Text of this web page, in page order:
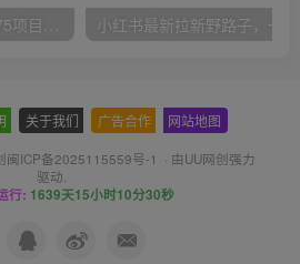
无限接码撸红包单号0.75项目无偿分享给你【揭秘】
关于我们 广告合作 网站地图
闽ICP备2025115559号-1 · 由UU网创强力
驱动.
行: 1639天15小时10分30秒